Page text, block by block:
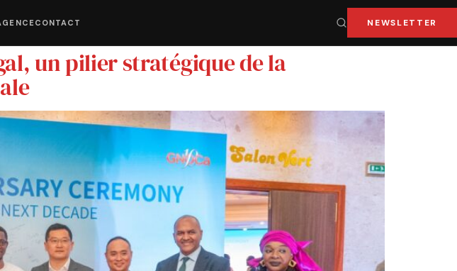
CONTACT NEWSLETTER
un pilier stratégique de la